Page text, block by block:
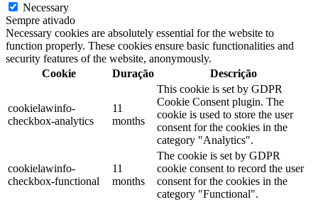
Necessary
Sempre ativado
Necessary cookies are absolutely essential for the website to
function properly. These cookies ensure basic functionalities and
security features of the website, anonymously.
Cookie
Duração Descrição
cookielawinfo-
checkbox-analytics
11
months
This cookie is set by GDPR
Cookie Consent plugin. The
cookie is used to store the user
consent for the cookies in the
category "Analytics".
cookielawinfo-
checkbox-functional
11
months
The cookie is set by GDPR
cookie consent to record the user
consent for the cookies in the
category "Functional".